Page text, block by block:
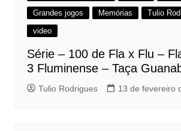
Grandes jogos Memórias
Tulio
video
Série – 100 de Fla x Flu –
3 Fluminense – Taça
Tulio Rodrigues 13 de fevereiro